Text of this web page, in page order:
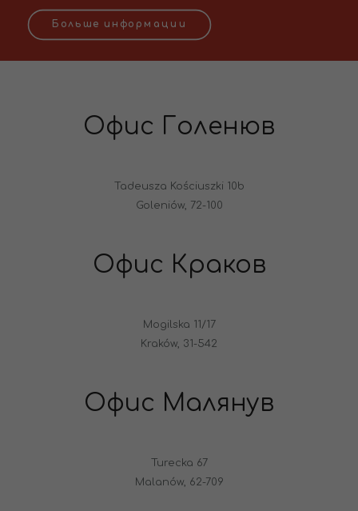
Больше информации
Офис Голенюв
Tadeusza Kościuszki 10b
Goleniów, 72-100
Офис Краков
Mogilska 11/17
Kraków, 31-542
Офис Малянув
Turecka 67
Malanów, 62-709